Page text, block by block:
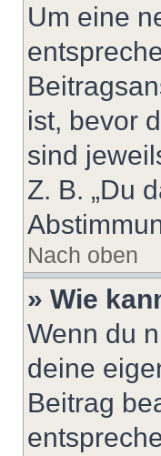
Um eine
ist, bevor
sind
Z. B. „Du
Nach oben
» Wie
Wenn du
deine
Beitrag